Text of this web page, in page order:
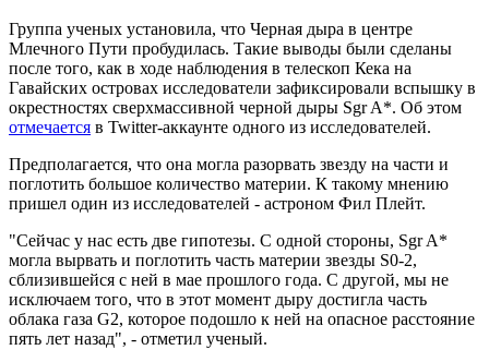
Группа ученых установила, что Черная дыра в центре
Млечного Пути пробудилась. Такие выводы были сделаны
после того, как в ходе наблюдения в телескоп Кека на
Гавайских островах исследователи зафиксировали вспышку в
окрестностях сверхмассивной черной дыры Sgr A*. Об этом
отмечается в Twitter-аккаунте одного из исследователей.
Предполагается, что она могла разорвать звезду на части и
поглотить большое количество материи. К такому мнению
пришел один из исследователей - астроном Фил Плейт.
"Сейчас у нас есть две гипотезы. С одной стороны, Sgr A*
могла вырвать и поглотить часть материи звезды S0-2,
сблизившейся с ней в мае прошлого года. С другой, мы не
исключаем того, что в этот момент дыру достигла часть
облака газа G2, которое подошло к ней на опасное расстояние
пять лет назад", - отметил ученый.